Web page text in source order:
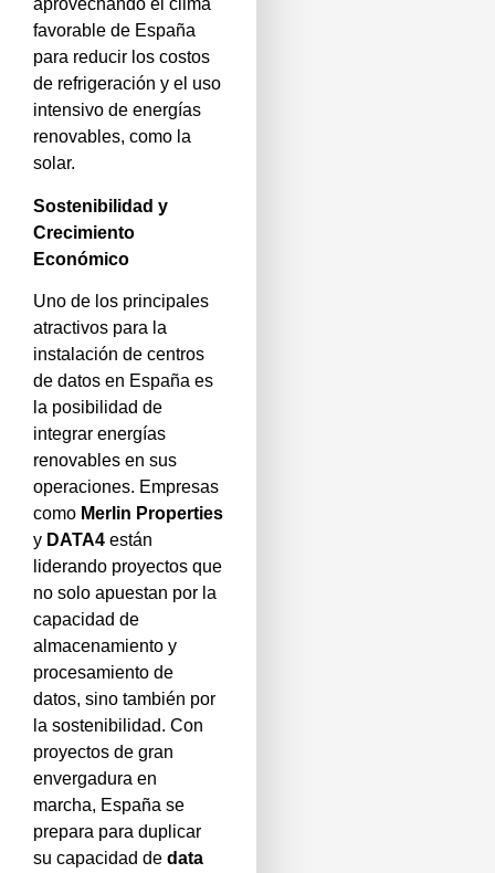
aprovechando el clima
favorable de España
para reducir los costos
de refrigeración y el uso
intensivo de energías
renovables, como la
solar.
Sostenibilidad y
Crecimiento
Económico
Uno de los principales
atractivos para la
instalación de centros
de datos en España es
la posibilidad de
integrar energías
renovables en sus
operaciones. Empresas
como Merlin Properties
y DATA4 están
liderando proyectos que
no solo apuestan por la
capacidad de
almacenamiento y
procesamiento de
datos, sino también por
la sostenibilidad. Con
proyectos de gran
envergadura en
marcha, España se
prepara para duplicar
su capacidad de data